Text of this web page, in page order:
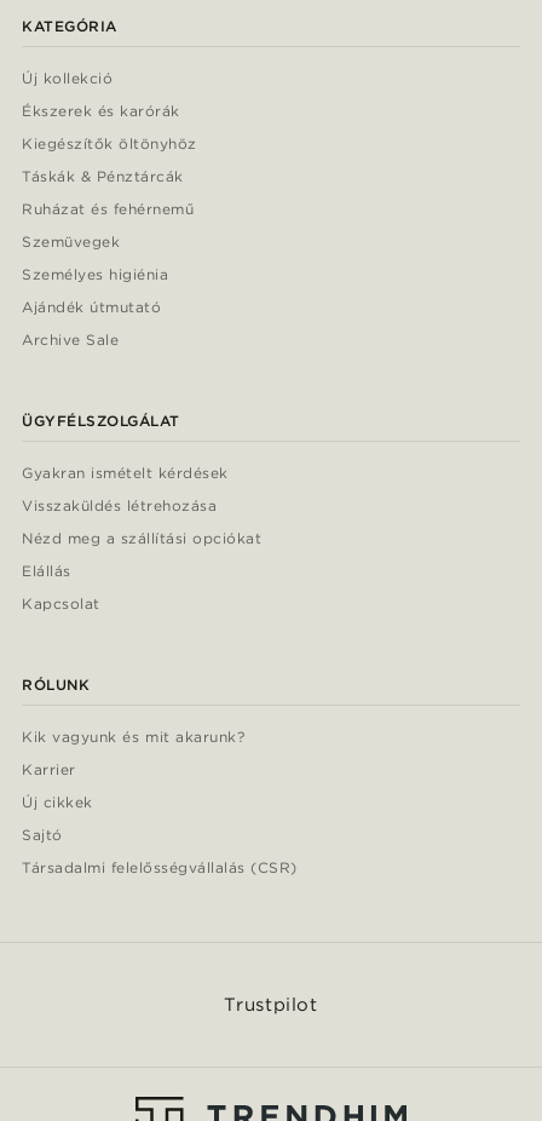
KATEGÓRIA
Új kollekció
Ékszerek és karórák
Kiegészítők öltönyhöz
Táskák & Pénztárcák
Ruházat és fehérnemű
Szemüvegek
Személyes higiénia
Ajándék útmutató
Archive Sale
ÜGYFÉLSZOLGÁLAT
Gyakran ismételt kérdések
Visszaküldés létrehozása
Nézd meg a szállítási opciókat
Elállás
Kapcsolat
RÓLUNK
Kik vagyunk és mit akarunk?
Karrier
Új cikkek
Sajtó
Társadalmi felelősségvállalás (CSR)
Trustpilot